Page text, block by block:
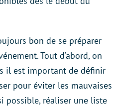
bon de se préparer
Tout d’abord, on
il est important de définir
pour éviter les mauvaises
possible, réaliser une liste